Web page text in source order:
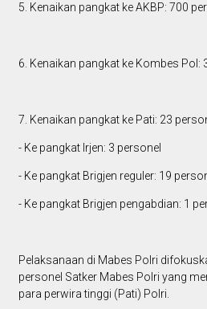
5. Kenaikan pangkat ke AKBP: 700
6. Kenaikan pangkat ke Kombes Pol:
7. Kenaikan pangkat ke Pati: 23
- Ke pangkat Irjen: 3 personel
- Ke pangkat Brigjen reguler: 19
- Ke pangkat Brigjen pengabdian: 1
Pelaksanaan di Mabes Polri
personel Satker Mabes Polri yang
para perwira tinggi (Pati) Polri.